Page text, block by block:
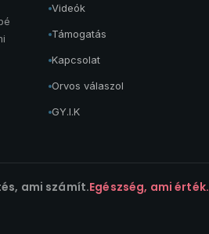
Videók
Támogatás
Kapcsolat
Orvos válaszol
GY.I.K
ami számít.Egészség, ami érték.